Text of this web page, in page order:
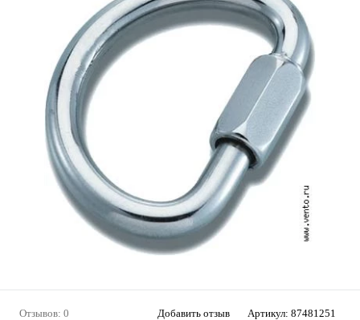
Отзывов: 0 Добавить отзыв Артикул: 87481251